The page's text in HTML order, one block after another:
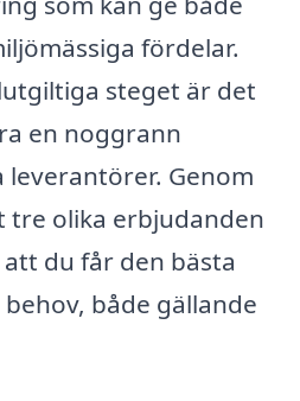
fördelar.
steget är det
en noggrann
leverantörer. Genom
tre olika erbjudanden
du får den bästa
både gällande